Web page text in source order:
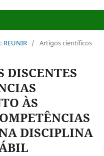
REUNIR / Artigos científicos
DISCENTES
ÀS
DISCIPLINA